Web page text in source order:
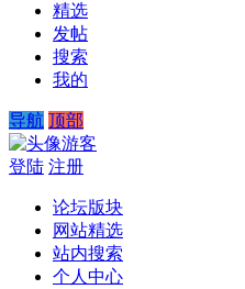
精选
发帖
搜索
我的
导航 顶部
游客
登陆 注册
论坛版块
网站精选
站内搜索
个人中心